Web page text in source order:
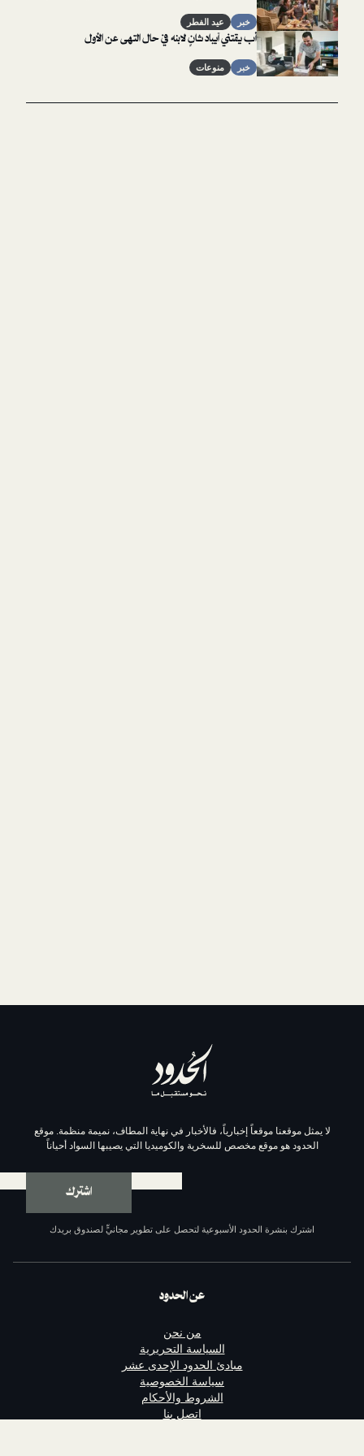
خبر عيد الفطر
أب يقتني آيباد ثانٍ لابنه في حال التهى عن الأول
خبر منوعات
موقعاً إخبارياً، فالأخبار في نهاية المطاف، نميمة منظمة. موقع
مخصص للسخرية والكوميديا التي يصيبها السواد أحياناً
اشترك
الحدود الأسبوعية لتحصل على تطوير مجانيٍّ لصندوق بريدك
مبادئ الحدود الإحدى عشر